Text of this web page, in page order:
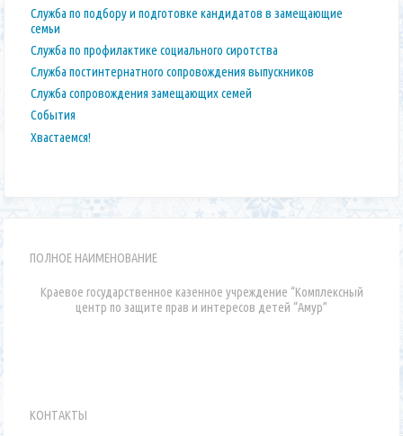
Служба по подбору и подготовке кандидатов в замещающие
семьи
Служба по профилактике социального сиротства
Служба постинтернатного сопровождения выпускников
Служба сопровождения замещающих семей
События
Хвастаемся!
ПОЛНОЕ НАИМЕНОВАНИЕ
Краевое государственное казенное учреждение “Комплексный
центр по защите прав и интересов детей “Амур”
КОНТАКТЫ